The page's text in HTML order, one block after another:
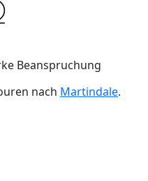
Beanspruchung
nach Martindale.